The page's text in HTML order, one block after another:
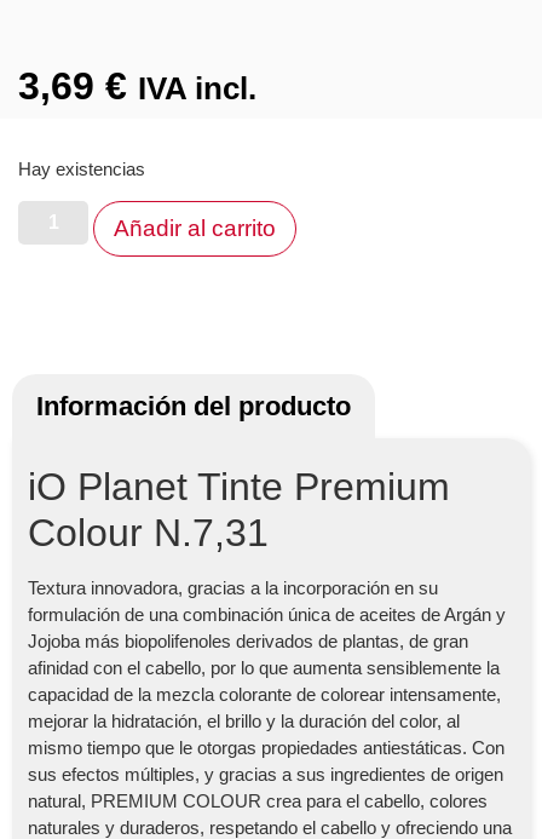
3,69 € IVA incl.
Hay existencias
Añadir al carrito
Información del producto
iO Planet Tinte Premium
Colour N.7,31
Textura innovadora, gracias a la incorporación en su
formulación de una combinación única de aceites de Argán y
Jojoba más biopolifenoles derivados de plantas, de gran
afinidad con el cabello, por lo que aumenta sensiblemente la
capacidad de la mezcla colorante de colorear intensamente,
mejorar la hidratación, el brillo y la duración del color, al
mismo tiempo que le otorgas propiedades antiestáticas. Con
sus efectos múltiples, y gracias a sus ingredientes de origen
natural, PREMIUM COLOUR crea para el cabello, colores
naturales y duraderos, respetando el cabello y ofreciendo una